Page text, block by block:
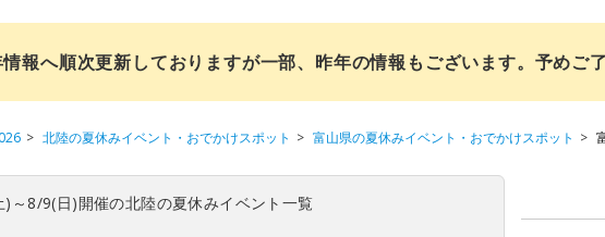
報へ順次更新しておりますが一部、昨年の情報もございます。予めご了
北陸の夏休みイベント・おでかけスポット 富山県の夏休みイベント・おでかけスポット
～8/9(日)開催の北陸の夏休みイベント一覧